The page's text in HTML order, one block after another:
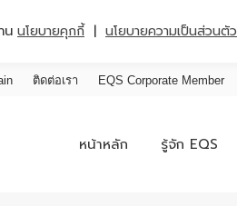
ติดต่อเรา EQS Corporate Member
หน้าหลัก รู้จัก EQS
น นโยบายคุกกี้ | นโยบายความเป็นส่วนตัว